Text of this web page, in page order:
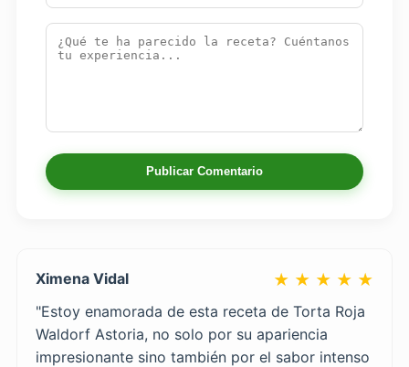
Publicar Comentario
Ximena Vidal ★ ★ ★ ★ ★
"Estoy enamorada de esta receta de Torta Roja
Waldorf Astoria, no solo por su apariencia
impresionante sino también por el sabor intenso